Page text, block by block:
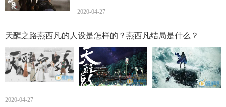
2020-04-27
天醒之路燕西凡的人设是怎样的？燕西凡结局是什么？
2020-04-27